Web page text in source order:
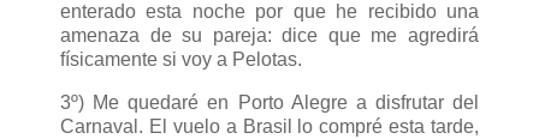
enterado esta noche por que he recibido una
amenaza de su pareja: dice que me agredirá
físicamente si voy a Pelotas.
3º) Me quedaré en Porto Alegre a disfrutar del
Carnaval. El vuelo a Brasil lo compré esta tarde,